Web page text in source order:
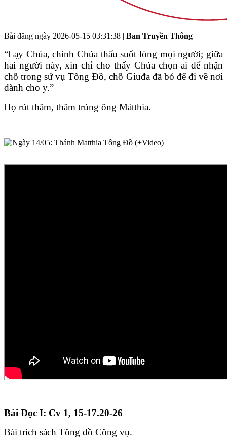
Bài đăng ngày 2026-05-15 03:31:38 | Ban Truyền Thông
“Lạy Chúa, chính Chúa thấu suốt lòng mọi người; giữa
hai người này, xin chỉ cho thấy Chúa chọn ai để nhận
chỗ trong sứ vụ Tông Đồ, chỗ Giuđa đã bỏ để đi về nơi
dành cho y.”
Họ rút thăm, thăm trúng ông Mátthia.
Bài Ðọc I: Cv 1, 15-17.20-26
Bài trích sách Tông đồ Công vụ.